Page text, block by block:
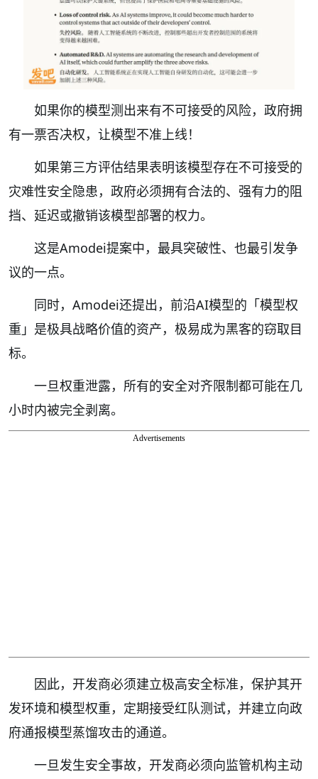
如果你的模型测出来有不可接受的风险，政府拥
有一票否决权，让模型不准上线！
如果第三方评估结果表明该模型存在不可接受的
灾难性安全隐患，政府必须拥有合法的、强有力的阻
挡、延迟或撤销该模型部署的权力。
这是Amodei提案中，最具突破性、也最引发争
议的一点。
同时，Amodei还提出，前沿AI模型的「模型权
重」是极具战略价值的资产，极易成为黑客的窃取目
标。
一旦权重泄露，所有的安全对齐限制都可能在几
小时内被完全剥离。
Advertisements
因此，开发商必须建立极高安全标准，保护其开
发环境和模型权重，定期接受红队测试，并建立向政
府通报模型蒸馏攻击的通道。
一旦发生安全事故，开发商必须向监管机构主动